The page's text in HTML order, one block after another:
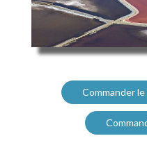
Commander